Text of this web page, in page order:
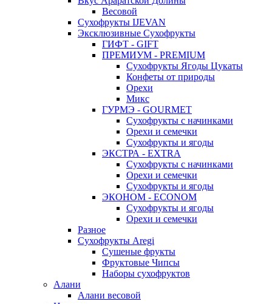
Весовой
Сухофрукты IJEVAN
Эксклюзивные Сухофрукты
ГИФТ - GIFT
ПРЕМИУМ - PREMIUM
Сухофрукты Ягоды Цукаты
Конфеты от природы
Орехи
Микс
ГУРМЭ - GOURMET
Сухофрукты с начинками
Орехи и семечки
Сухофрукты и ягоды
ЭКСТРА - EXTRA
Сухофрукты с начинками
Орехи и семечки
Сухофрукты и ягоды
ЭКОНОМ - ECONOM
Сухофрукты и ягоды
Орехи и семечки
Разное
Сухофрукты Aregi
Сушеные фрукты
Фруктовые Чипсы
Наборы сухофруктов
Алани
Алани весовой